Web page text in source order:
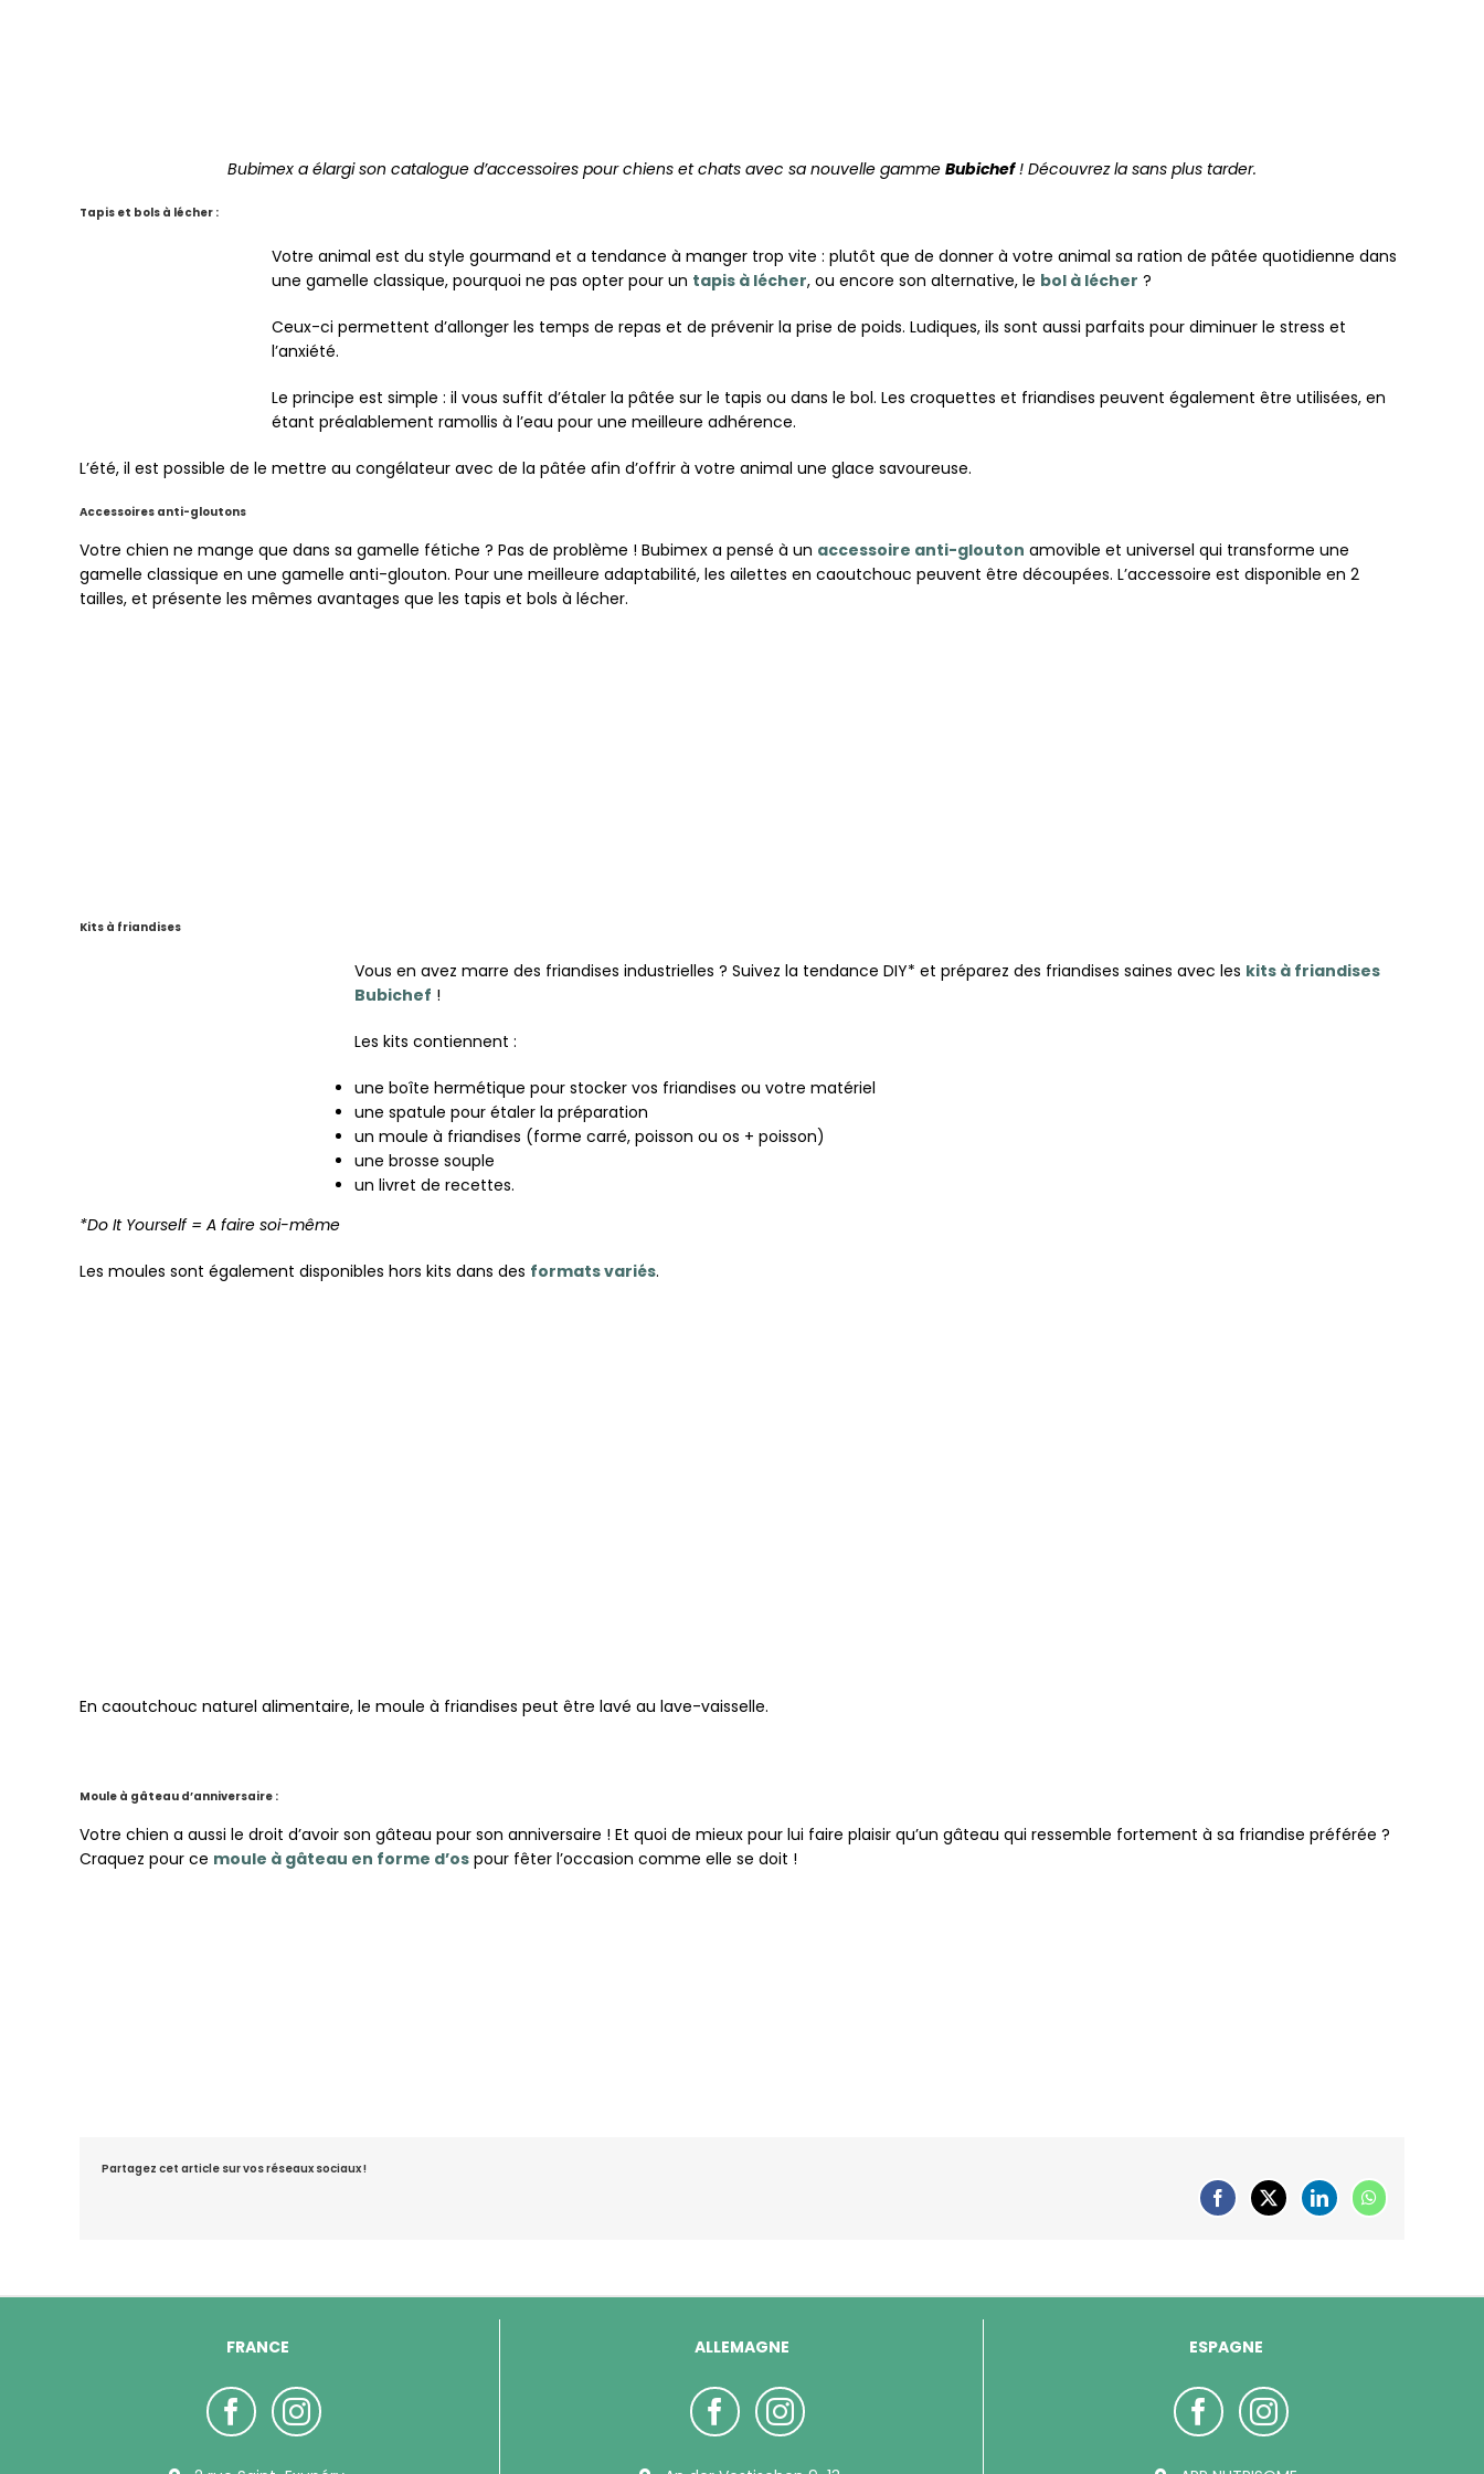
Bubimex a élargi son catalogue d’accessoires pour chiens et chats avec sa nouvelle gamme Bubichef! Découvrez la sans plus tarder.
Tapis et bols à lécher :
Votre animal est du style gourmand et a tendance à manger trop vite : plutôt que de donner à votre animal sa ration de pâtée quotidienne dans
une gamelle classique, pourquoi ne pas opter pour un tapis à lécher, ou encore son alternative, le bol à lécher ?
Ceux-ci permettent d’allonger les temps de repas et de prévenir la prise de poids. Ludiques, ils sont aussi parfaits pour diminuer le stress et
l’anxiété.
Le principe est simple : il vous suffit d’étaler la pâtée sur le tapis ou dans le bol. Les croquettes et friandises peuvent également être utilisées, en
étant préalablement ramollis à l’eau pour une meilleure adhérence.
L’été, il est possible de le mettre au congélateur avec de la pâtée afin d’offrir à votre animal une glace savoureuse.
Accessoires anti-gloutons
Votre chien ne mange que dans sa gamelle fétiche ? Pas de problème ! Bubimex a pensé à un accessoire anti-glouton amovible et universel qui transforme une
gamelle classique en une gamelle anti-glouton. Pour une meilleure adaptabilité, les ailettes en caoutchouc peuvent être découpées. L’accessoire est disponible en 2
tailles, et présente les mêmes avantages que les tapis et bols à lécher.
Kits à friandises
Vous en avez marre des friandises industrielles ? Suivez la tendance DIY* et préparez des friandises saines avec les kits à friandises
Bubichef !
Les kits contiennent :
une boîte hermétique pour stocker vos friandises ou votre matériel
une spatule pour étaler la préparation
un moule à friandises (forme carré, poisson ou os + poisson)
une brosse souple
un livret de recettes.
*Do It Yourself = A faire soi-même
Les moules sont également disponibles hors kits dans des formats variés.
En caoutchouc naturel alimentaire, le moule à friandises peut être lavé au lave-vaisselle.
Moule à gâteau d’anniversaire :
Votre chien a aussi le droit d’avoir son gâteau pour son anniversaire ! Et quoi de mieux pour lui faire plaisir qu’un gâteau qui ressemble fortement à sa friandise préférée ?
Craquez pour ce moule à gâteau en forme d’os pour fêter l’occasion comme elle se doit !
Partagez cet article sur vos réseaux sociaux !
Facebook
X LinkedInWhatsApp
FRANCE ALLEMAGNE ESPAGNE